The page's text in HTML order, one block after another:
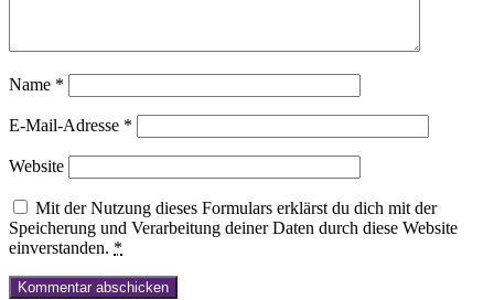
Name *
E-Mail-Adresse *
Website
Mit der Nutzung dieses Formulars erklärst du dich mit der
Speicherung und Verarbeitung deiner Daten durch diese Website
einverstanden. *